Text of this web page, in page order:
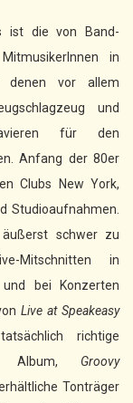
ist die von Band-
in
denen vor allem
und
für den
Anfang der 80er
Clubs New York,
Studioaufnahmen.
schwer zu
Mitschnitten in
bei Konzerten
Live at Speakeasy
richtige
Album, Groovy
Tonträger